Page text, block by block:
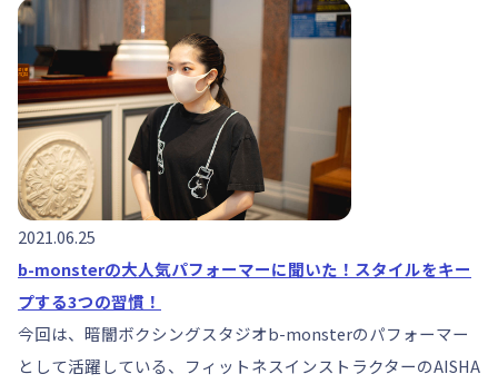
2021.06.25
b-monsterの大人気パフォーマーに聞いた！スタイルをキー
プする3つの習慣！
今回は、暗闇ボクシングスタジオb-monsterのパフォーマー
として活躍している、フィットネスインストラクターのAISHA